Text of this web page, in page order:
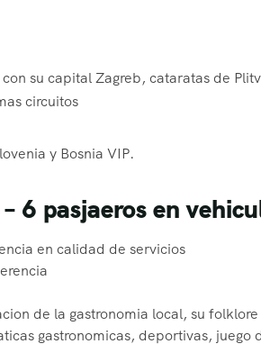
su capital Zagreb, cataratas de
circuitos
y Bosnia VIP.
– 6 pasjaeros en
en calidad de servicios
de la gastronomia local, su
gastronomicas, deportivas, juego